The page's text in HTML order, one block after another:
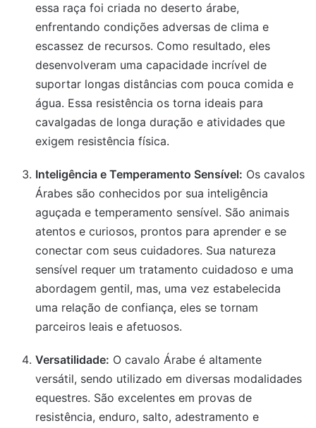
essa raça foi criada no deserto árabe,
enfrentando condições adversas de clima e
escassez de recursos. Como resultado, eles
desenvolveram uma capacidade incrível de
suportar longas distâncias com pouca comida e
água. Essa resistência os torna ideais para
cavalgadas de longa duração e atividades que
exigem resistência física.
Inteligência e Temperamento Sensível: Os cavalos
Árabes são conhecidos por sua inteligência
aguçada e temperamento sensível. São animais
atentos e curiosos, prontos para aprender e se
conectar com seus cuidadores. Sua natureza
sensível requer um tratamento cuidadoso e uma
abordagem gentil, mas, uma vez estabelecida
uma relação de confiança, eles se tornam
parceiros leais e afetuosos.
Versatilidade: O cavalo Árabe é altamente
versátil, sendo utilizado em diversas modalidades
equestres. São excelentes em provas de
resistência, enduro, salto, adestramento e